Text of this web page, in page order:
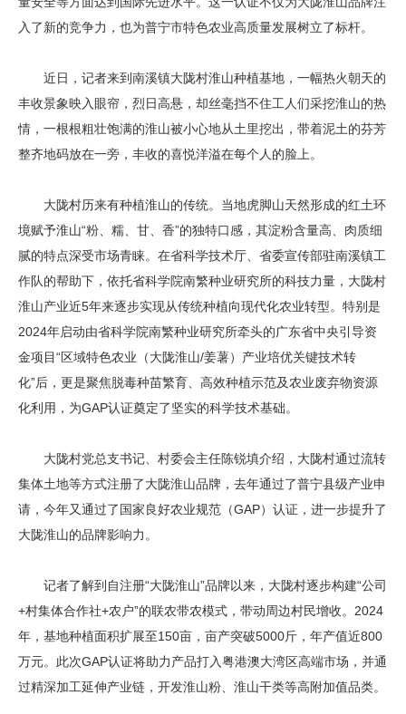
入了新的竞争力，也为普宁市特色农业高质量发展树立了标杆。
近日，记者来到南溪镇大陇村淮山种植基地，一幅热火朝天的
丰收景象映入眼帘，烈日高悬，却丝毫挡不住工人们采挖淮山的热
情，一根根粗壮饱满的淮山被小心地从土里挖出，带着泥土的芬芳
整齐地码放在一旁，丰收的喜悦洋溢在每个人的脸上。
大陇村历来有种植淮山的传统。当地虎脚山天然形成的红土环
境赋予淮山“粉、糯、甘、香”的独特口感，其淀粉含量高、肉质细
腻的特点深受市场青睐。在省科学技术厅、省委宣传部驻南溪镇工
作队的帮助下，依托省科学院南繁种业研究所的科技力量，大陇村
淮山产业近5年来逐步实现从传统种植向现代化农业转型。特别是
2024年启动由省科学院南繁种业研究所牵头的广东省中央引导资
金项目“区域特色农业（大陇淮山/姜薯）产业培优关键技术转
化”后，更是聚焦脱毒种苗繁育、高效种植示范及农业废弃物资源
化利用，为GAP认证奠定了坚实的科学技术基础。
大陇村党总支书记、村委会主任陈锐填介绍，大陇村通过流转
集体土地等方式注册了大陇淮山品牌，去年通过了普宁县级产业申
请，今年又通过了国家良好农业规范（GAP）认证，进一步提升了
大陇淮山的品牌影响力。
记者了解到自注册“大陇淮山”品牌以来，大陇村逐步构建“公司
+村集体合作社+农户”的联农带农模式，带动周边村民增收。2024
年，基地种植面积扩展至150亩，亩产突破5000斤，年产值近800
万元。此次GAP认证将助力产品打入粤港澳大湾区高端市场，并通
过精深加工延伸产业链，开发淮山粉、淮山干类等高附加值品类。